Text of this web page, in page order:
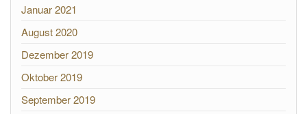
Januar 2021
August 2020
Dezember 2019
Oktober 2019
September 2019